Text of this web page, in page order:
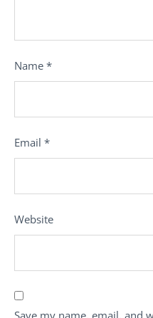
Name *
Email *
Website
Save my name, email, and